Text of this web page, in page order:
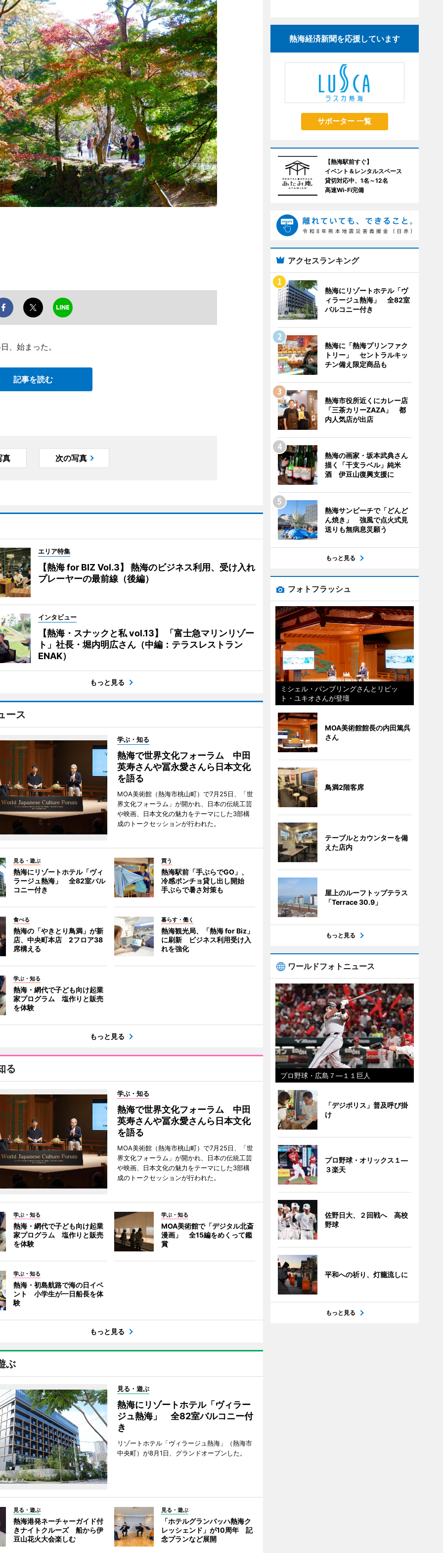
、始まった。
記事を読む
真 次の写真
エリア特集
【熱海 for BIZ Vol.3】 熱海のビジネス利用、受け入れ
プレーヤーの最前線（後編）
インタビュー
【熱海・スナックと私 vol.13】 「富士急マリンリゾー
ト」社長・堀内明広さん（中編：テラスレストラン
ENAK）
もっと見る
ース
学ぶ・知る
熱海で世界文化フォーラム 中田
英寿さんや冨永愛さんら日本文化
を語る
MOA美術館（熱海市桃山町）で7月25日、「世
界文化フォーラム」が開かれ、日本の伝統工芸
や映画、日本文化の魅力をテーマにした3部構
成のトークセッションが行われた。
見る・遊ぶ
熱海にリゾートホテル「ヴィ
ラージュ熱海」 全82室バル
コニー付き
買う
熱海駅前「手ぶらでGO」、
冷感ポンチョ貸し出し開始
手ぶらで暑さ対策も
食べる
熱海の「やきとり鳥満」が新
店、中央町本店 2フロア38
席構える
暮らす・働く
熱海観光局、「熱海 for Biz」
に刷新 ビジネス利用受け入
れを強化
学ぶ・知る
熱海・網代で子ども向け起業
家プログラム 塩作りと販売
を体験
もっと見る
る
学ぶ・知る
熱海で世界文化フォーラム 中田
英寿さんや冨永愛さんら日本文化
を語る
MOA美術館（熱海市桃山町）で7月25日、「世
界文化フォーラム」が開かれ、日本の伝統工芸
や映画、日本文化の魅力をテーマにした3部構
成のトークセッションが行われた。
学ぶ・知る
熱海・網代で子ども向け起業
家プログラム 塩作りと販売
を体験
学ぶ・知る
MOA美術館で「デジタル北斎
漫画」 全15編をめくって鑑
賞
学ぶ・知る
熱海・初島航路で海の日イベ
ント 小学生が一日船長を体
験
もっと見る
ぶ
見る・遊ぶ
熱海にリゾートホテル「ヴィラー
ジュ熱海」 全82室バルコニー付
き
リゾートホテル「ヴィラージュ熱海」（熱海市
中央町）が8月1日、グランドオープンした。
見る・遊ぶ
熱海港発ネーチャーガイド付
きナイトクルーズ 船から伊
豆山花火大会楽しむ
見る・遊ぶ
「ホテルグランバッハ熱海ク
レッシェンド」が10周年 記
念プランなど展開
熱海経済新聞を応援しています
サポーター 一覧
【熱海駅前すぐ】
イベント＆レンタルスペース
貸切対応中、1名～12名
高速Wi-Fi完備
アクセスランキング
熱海にリゾートホテル「ヴ
ィラージュ熱海」 全82室
バルコニー付き
熱海に「熱海プリンファク
トリー」 セントラルキッ
チン備え限定商品も
熱海市役所近くにカレー店
「三茶カリーZAZA」 都
内人気店が出店
熱海の画家・坂本武典さん
描く「干支ラベル」純米
酒 伊豆山復興支援に
熱海サンビーチで「どんど
ん焼き」 強風で点火式見
送りも無病息災願う
もっと見る
フォトフラッシュ
ミシェル・バンブリングさんとリピッ
ト・ユキオさんが登壇
MOA美術館館長の内田篤呉
さん
鳥満2階客席
テーブルとカウンターを備
えた店内
屋上のルーフトップテラス
「Terrace 30.9」
もっと見る
ワールドフォトニュース
プロ野球・広島７―１１巨人
「デジポリス」普及呼び掛
け
プロ野球・オリックス１―
３楽天
佐野日大、２回戦へ 高校
野球
平和への祈り、灯籠流しに
もっと見る